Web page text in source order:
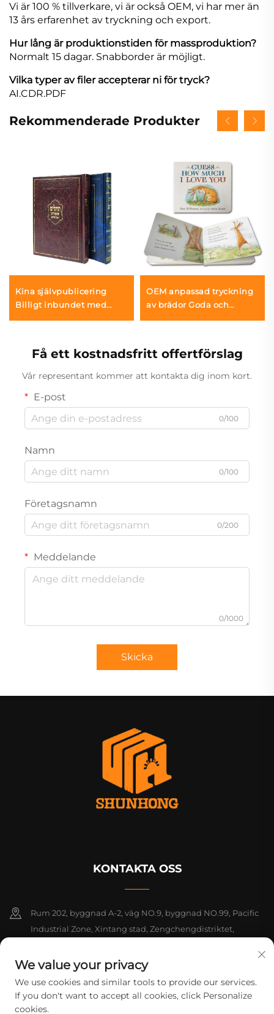
Vi är 100 % tillverkare, vi är också OEM, vi har mer än
13 års erfarenhet av tryckning och export.
Hur lång är produktionstiden för massproduktion?
Normalt 15 dagar. Snabborder är möjligt.
Vilka typer av filer accepterar ni för tryck?
AI.CDR.PDF
Rekommenderade Produkter
Kina självpublicering
Billigt inbundet med
Linneinbunden bok
OEM anpassad tryckning
av brädor Goda och
Få ett kostnadsfritt offertförslag
Vår representant kommer att kontakta dig inom kort.
E-post
0/100
Namn
0/100
Företagsnamn
0/200
Meddelande
0/1000
Skicka
KONTAKTA OSS
Rum 202, byggnad A-2, väg NO.9, byggnad NO.99, Pacific
Industrial Zone, Xintang stad, Zengchengdistriktet,
+86-18925142858
[email protected]
We value your privacy
We use cookies and similar tools to provide our services.
If you don't want to accept all cookies, click Personalize
cookies.